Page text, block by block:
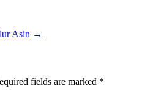
Asin →
fields are marked *